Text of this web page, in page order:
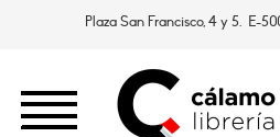
Plaza San Francisco, 4 y 5. E-